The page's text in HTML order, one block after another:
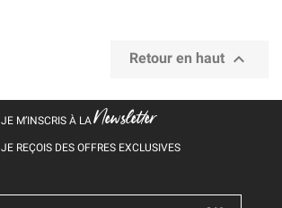
Retour en haut 
JE M’INSCRIS À LANewsletter
JE REÇOIS DES OFFRES EXCLUSIVES